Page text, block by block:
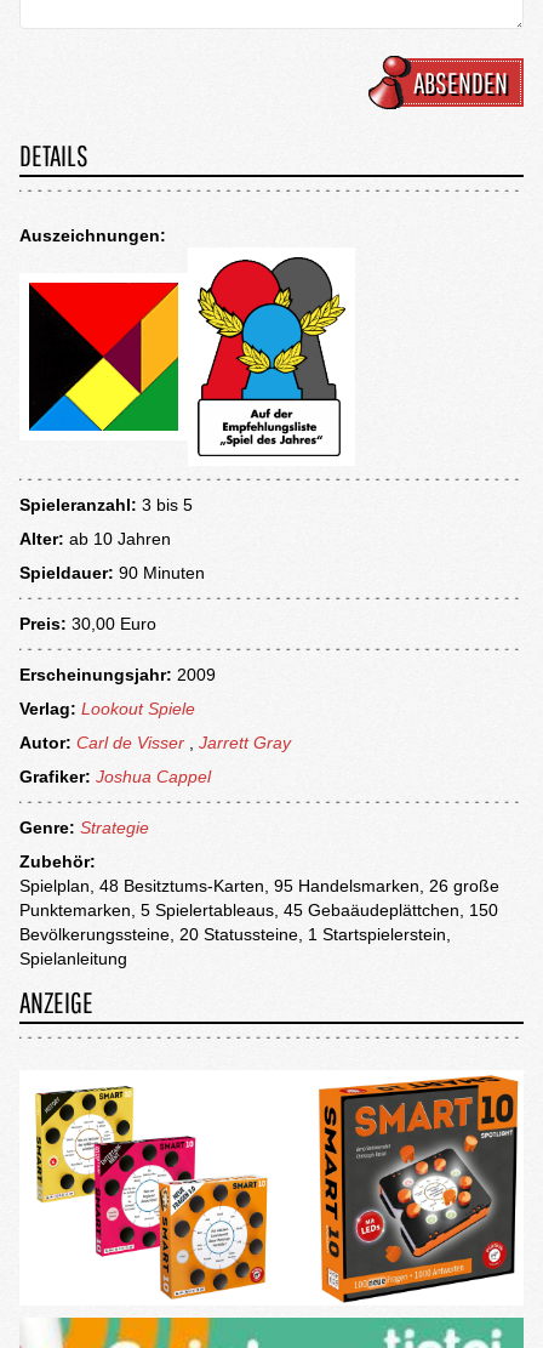
ABSENDEN
DETAILS
Auszeichnungen:
Spieleranzahl: 3 bis 5
Alter: ab 10 Jahren
Spieldauer: 90 Minuten
Preis: 30,00 Euro
Erscheinungsjahr: 2009
Verlag: Lookout Spiele
Autor: Carl de Visser , Jarrett Gray
Grafiker: Joshua Cappel
Genre: Strategie
Zubehör:
Spielplan, 48 Besitztums-Karten, 95 Handelsmarken, 26 große
Punktemarken, 5 Spielertableaus, 45 Gebaäudeplättchen, 150
Bevölkerungssteine, 20 Statussteine, 1 Startspielerstein,
Spielanleitung
ANZEIGE